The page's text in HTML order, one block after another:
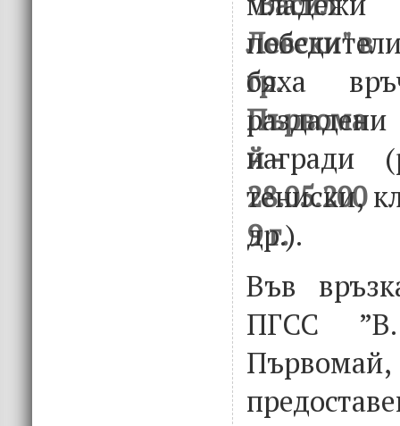
бяха
награди
тениски,
др.).
Във
ПГСС
Първомай,